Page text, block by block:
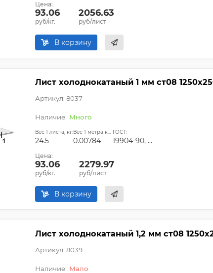
Цена:
93.06
руб/кг.
2056.63
руб/лист
В корзину
Лист холоднокатаный 1 мм ст08
Артикул: 8037
Много
Вес 1 листа, кг:
24.5
Вес 1 метра квадратного, т:
0.00784
ГОСТ:
19904-90, ГОСТ 9045-93, ГОСТ 11268-76, ГОСТ 16523-97, ТУ 14-1-4118-2004
Цена:
93.06
руб/кг.
2279.97
руб/лист
В корзину
Лист холоднокатаный 1,2 мм ст08
Артикул: 8039
Мало